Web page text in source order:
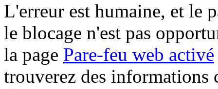
L'erreur est humaine, et le
le blocage n'est pas
la page Pare-feu web activé
trouverez des informations